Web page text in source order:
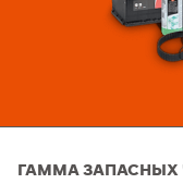
ГАММА ЗАПАСНЫХ